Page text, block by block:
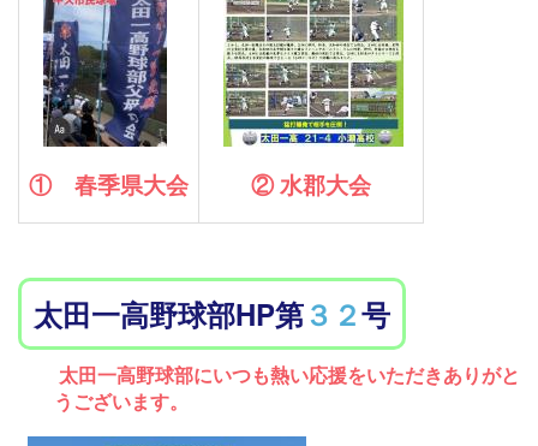
① 春季県大会 ② 水郡大会
太田一高野球部HP第３２号
太田一高野球部にいつも熱い応援をいただきありがと
うございます。